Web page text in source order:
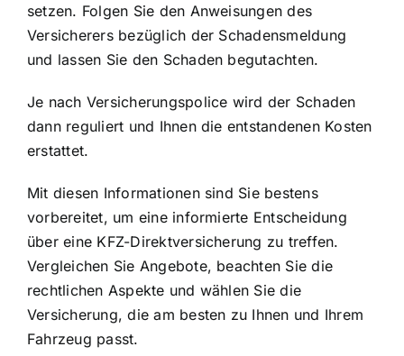
setzen. Folgen Sie den Anweisungen des
Versicherers bezüglich der Schadensmeldung
und lassen Sie den Schaden begutachten.
Je nach Versicherungspolice wird der Schaden
dann reguliert und Ihnen die entstandenen Kosten
erstattet.
Mit diesen Informationen sind Sie bestens
vorbereitet, um eine informierte Entscheidung
über eine KFZ-Direktversicherung zu treffen.
Vergleichen Sie Angebote, beachten Sie die
rechtlichen Aspekte und wählen Sie die
Versicherung, die am besten zu Ihnen und Ihrem
Fahrzeug passt.